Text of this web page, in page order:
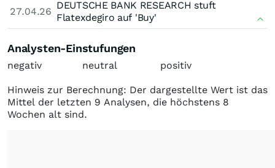
27.04.26
DEUTSCHE BANK RESEARCH stuft
Flatexdegiro auf 'Buy'
Analysten-Einstufungen
negativ neutral positiv
Hinweis zur Berechnung: Der dargestellte Wert ist das
Mittel der letzten 9 Analysen, die höchstens 8
Wochen alt sind.